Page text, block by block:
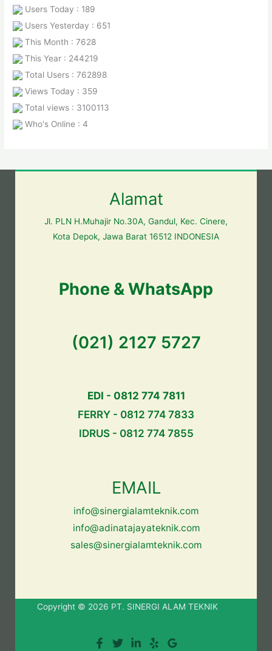
Users Today : 189
Users Yesterday : 651
This Month : 7628
This Year : 244219
Total Users : 762898
Views Today : 359
Total views : 3100113
Who's Online : 4
Alamat
Jl. PLN H.Muhajir No.30A, Gandul, Kec. Cinere,
Kota Depok, Jawa Barat 16512 INDONESIA
Phone & WhatsApp
(021) 2127 5727
EDI - 0812 774 7811
FERRY - 0812 774 7833
IDRUS - 0812 774 7855
EMAIL
info@sinergialamteknik.com
info@adinatajayateknik.com
sales@sinergialamteknik.com
Copyright © 2026 PT. SINERGI ALAM TEKNIK